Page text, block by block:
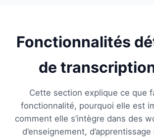
Fonctionnalités
de
Cette section explique ce que
fonctionnalité, pourquoi elle est
comment elle s’intègre dans des
d’enseignement, d’apprentissage